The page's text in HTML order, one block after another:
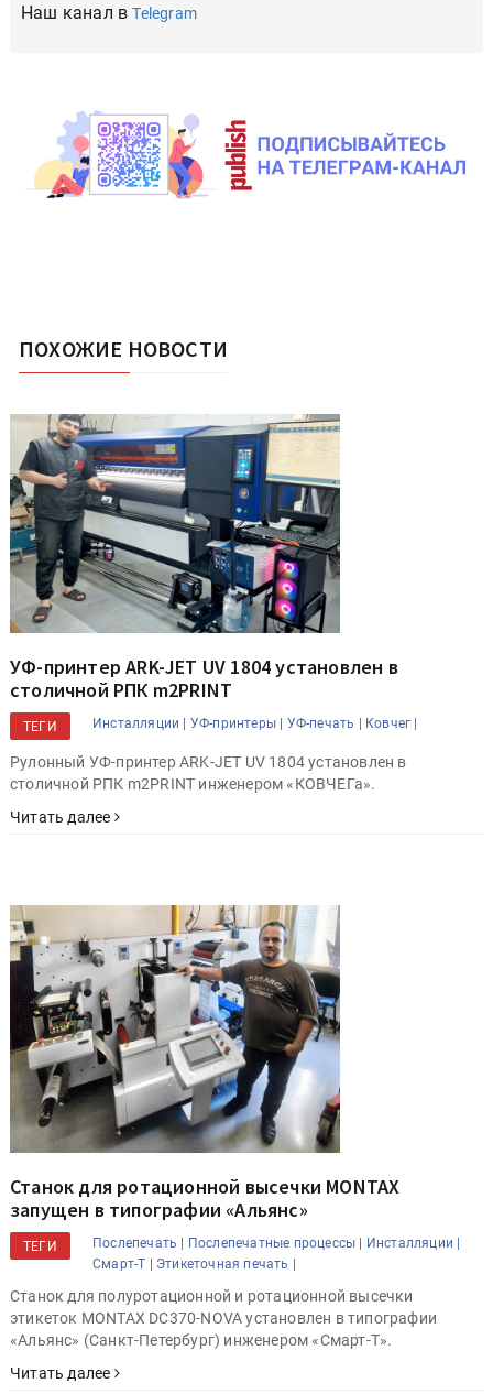
Наш канал вTelegram
ПОХОЖИЕ НОВОСТИ
УФ-принтер ARK-JET UV 1804 установлен в
столичной РПК m2PRINT
ТЕГИ Инсталляции | УФ-принтеры | УФ-печать | Ковчег |
Рулонный УФ-принтер ARK-JET UV 1804 установлен в
столичной РПК m2PRINT инженером «КОВЧЕГа».
Читать далее
Станок для ротационной высечки MONTAX
запущен в типографии «Альянс»
ТЕГИ Послепечать | Послепечатные процессы |
Инсталляции |
Смарт-Т |
Этикеточная печать |
Станок для полуротационной и ротационной высечки
этикеток MONTAX DC370-NOVA установлен в типографии
«Альянс» (Санкт-Петербург) инженером «Смарт-Т».
Читать далее